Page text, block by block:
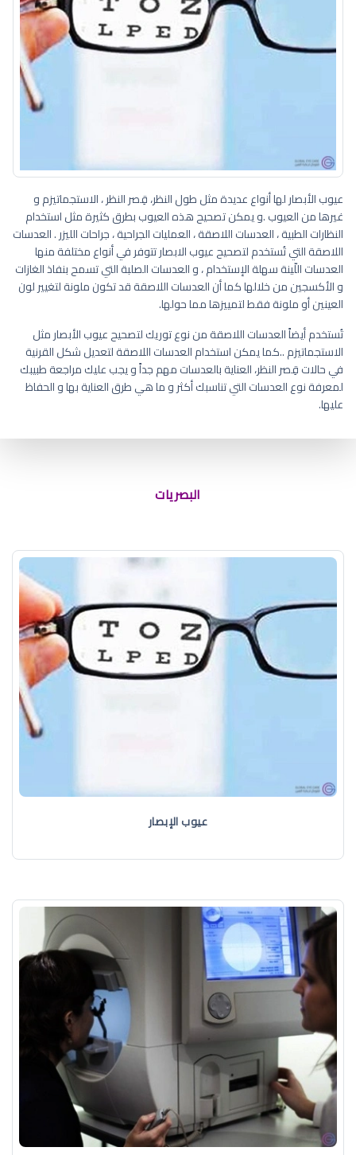
عيوب الأبصار لها أنواع عديدة مثل طول النظر، قِصر النظر ، الاستجماتيزم و
غيرها من العيوب .و يمكن تصحيح هذه العيوب بطرق كثيرة مثل استخدام
النظارات الطبية ، العدسات اللاصقة ، العمليات الجراحية ، جراحات الليزر . العدسات
اللاصقة التي تُستخدم لتصحيح عيوب الابصار تتوفر في أنواع مختلفة منها
العدسات اللّينة سهلة الإستخدام ، و العدسات الصلبة التي تسمح بنفاذ الغازات
و الأكسجين من خلالها كما أن العدسات اللاصقة قد تكون ملونة لتغيير لون
العينين أو ملونة فقط لتمييزها مما حولها.
تُستخدم أيضاً العدسات اللاصقة من نوع توريك لتصحيح عيوب الأبصار مثل
الاستجماتيزم ..كما يمكن استخدام العدسات اللاصقة لتعديل شكل القرنية
في حالات قِصر النظر، العناية بالعدسات مهم جداً و يجب عليك مراجعة طبيبك
لمعرفة نوع العدسات التي تناسبك أكثر و ما هي طرق العناية بها و الحفاظ
عليها.
البصريات
عيوب الإبصار